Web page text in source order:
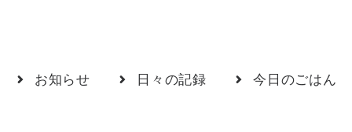
お知らせ 日々の記録 今日のごはん